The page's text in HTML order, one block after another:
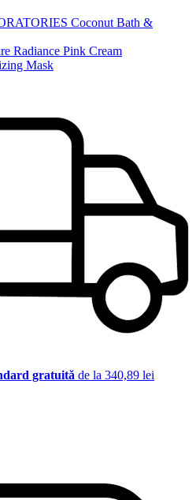
Coconut Bath &
Radiance Pink Cream
Mask
gratuită de la 340,89 lei